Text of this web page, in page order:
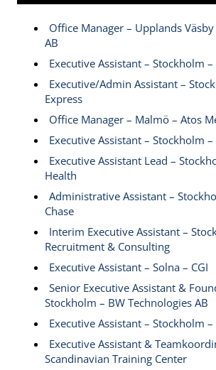
Office Manager – Upplands
AB
Executive Assistant – Stockholm –
Executive/Admin Assistant –
Express
Office Manager – Malmö – Atos
Executive Assistant – Stockholm
Executive Assistant Lead –
Health
Administrative Assistant –
Chase
Interim Executive Assistant –
Recruitment & Consulting
Executive Assistant – Solna – CGI
Senior Executive Assistant &
Stockholm – BW Technologies AB
Executive Assistant – Stockholm –
Executive Assistant &
Scandinavian Training Center